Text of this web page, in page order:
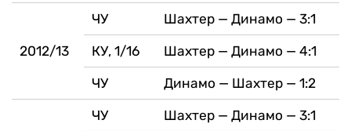
2012/13
ЧУ Шахтер — Динамо — 3:1
КУ, 1/16 Шахтер — Динамо — 4:1
ЧУ Динамо — Шахтер — 1:2
ЧУ Шахтер — Динамо — 3:1